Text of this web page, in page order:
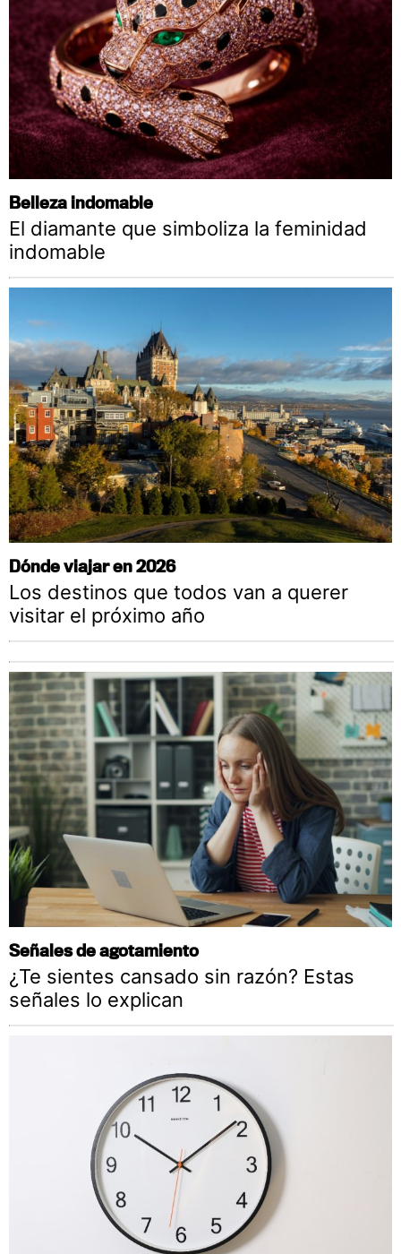
Belleza indomable
El diamante que simboliza la feminidad
indomable
Dónde viajar en 2026
Los destinos que todos van a querer
visitar el próximo año
Señales de agotamiento
¿Te sientes cansado sin razón? Estas
señales lo explican